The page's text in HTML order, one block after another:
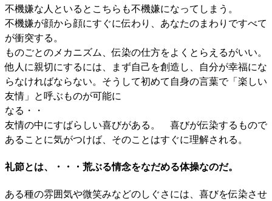
不機嫌な人といるとこちらも不機嫌になってしまう。
不機嫌が顔から顔にすぐに伝わり、あなたのまわりですべて
が衝突する。
ものごとのメカニズム、伝染の仕方をよくとらえるがいい。
他人に親切にするには、まず自己を創造し、自分が幸福にな
らなければならない。そうして初めて自身の言葉で「楽しい
友情」と呼ぶものが可能に
なる・・
友情の中にすばらしい喜びがある。 喜びが伝染するもので
あることに気がつけば、そのことはすぐに理解される。
礼節とは、・・・荒ぶる情念をなだめる体操なのだ。
ある種の雰囲気や微笑みなどのしぐさには、喜びを伝染させ